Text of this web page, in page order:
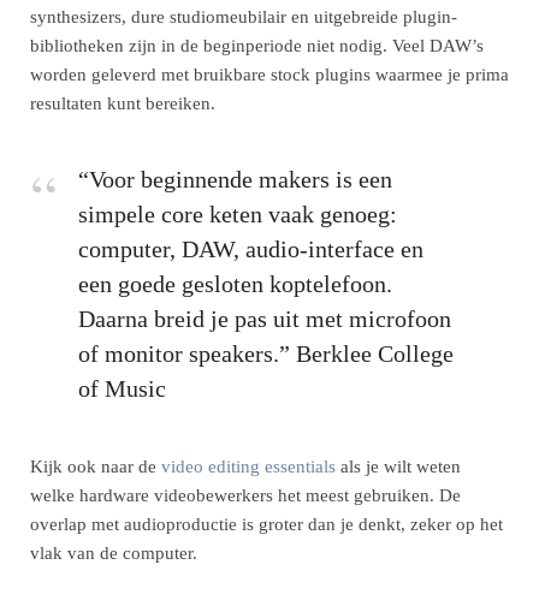
synthesizers, dure studiomeubilair en uitgebreide plugin-
bibliotheken zijn in de beginperiode niet nodig. Veel DAW’s
worden geleverd met bruikbare stock plugins waarmee je prima
resultaten kunt bereiken.
“Voor beginnende makers is een
simpele core keten vaak genoeg:
computer, DAW, audio-interface en
een goede gesloten koptelefoon.
Daarna breid je pas uit met microfoon
of monitor speakers.” Berklee College
of Music
Kijk ook naar de video editing essentials als je wilt weten
welke hardware videobewerkers het meest gebruiken. De
overlap met audioproductie is groter dan je denkt, zeker op het
vlak van de computer.